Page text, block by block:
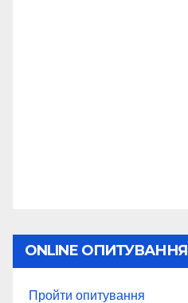
ONLINE ОПИТУВАННЯ
Пройти опитування